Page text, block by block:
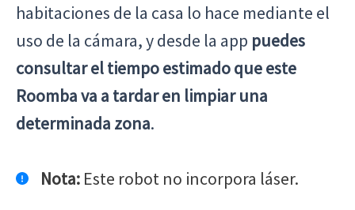
habitaciones de la casa lo hace mediante el
uso de la cámara, y desde la app puedes
consultar el tiempo estimado que este
Roomba va a tardar en limpiar una
determinada zona.
Nota: Este robot no incorpora láser.